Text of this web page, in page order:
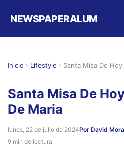
NEWSPAPERALUM
Inicio › Lifestyle › Santa Misa De
Santa Misa De
De Maria
lunes, 22 de julio de 2024Por David
9 min de lectura